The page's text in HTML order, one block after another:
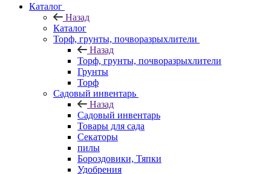
Каталог
Назад
Каталог
Торф, грунты, почворазрыхлители
Назад
Торф, грунты, почворазрыхлители
Грунты
Торф
Садовый инвентарь
Назад
Садовый инвентарь
Товары для сада
Секаторы
пилы
Бороздовики, Тяпки
Удобрения